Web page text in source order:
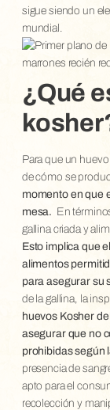
sigue siendo un
mundial.
¿Qué
Para que un
de cómo se
momento en que
mesa. En
gallina criada y
Esto implica que
alimentos
para asegurar su
de la gallina, la
huevos Kosher
asegurar que no
prohibidas según
presencia de
apto para el
recolección y